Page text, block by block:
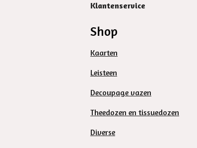
Klantenservice
Shop
Kaarten
Leisteen
Decoupage vazen
Theedozen en tissuedozen
Diverse